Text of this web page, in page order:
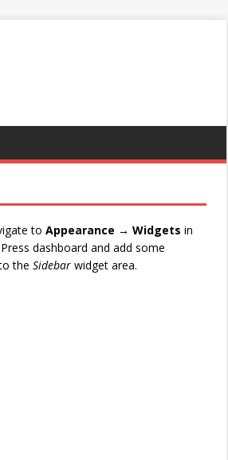
to Appearance → Widgets in
dashboard and add some
the Sidebarwidget area.